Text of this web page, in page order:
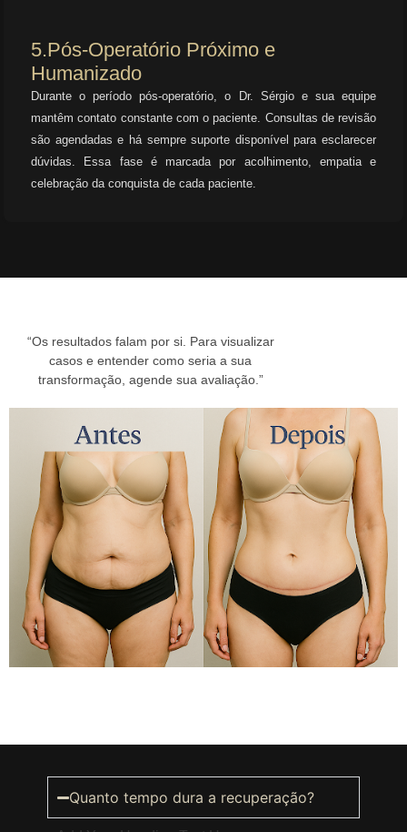
5.Pós-Operatório Próximo e
Humanizado
Durante o período pós-operatório, o Dr. Sérgio e sua equipe
mantêm contato constante com o paciente. Consultas de revisão
são agendadas e há sempre suporte disponível para esclarecer
dúvidas. Essa fase é marcada por acolhimento, empatia e
celebração da conquista de cada paciente.
“Os resultados falam por si. Para visualizar
casos e entender como seria a sua
transformação, agende sua avaliação.”
Quanto tempo dura a recuperação?